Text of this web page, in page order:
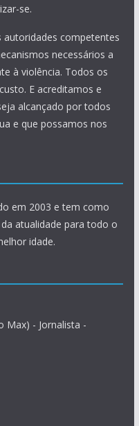
se.
competentes
necessários a
à violência. Todos os
E acreditamos e
alcançado por todos
e que possamos nos
em 2003 e tem como
atualidade para todo o
idade.
Max) - Jornalista -